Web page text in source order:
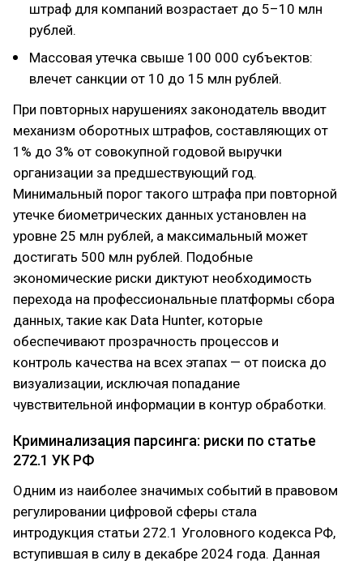
штраф для компаний возрастает до 5–10 млн
рублей.
Массовая утечка свыше 100 000 субъектов:
влечет санкции от 10 до 15 млн рублей.
При повторных нарушениях законодатель вводит
механизм оборотных штрафов, составляющих от
1% до 3% от совокупной годовой выручки
организации за предшествующий год.
Минимальный порог такого штрафа при повторной
утечке биометрических данных установлен на
уровне 25 млн рублей, а максимальный может
достигать 500 млн рублей. Подобные
экономические риски диктуют необходимость
перехода на профессиональные платформы сбора
данных, такие как Data Hunter, которые
обеспечивают прозрачность процессов и
контроль качества на всех этапах — от поиска до
визуализации, исключая попадание
чувствительной информации в контур обработки.
Криминализация парсинга: риски по статье
272.1 УК РФ
Одним из наиболее значимых событий в правовом
регулировании цифровой сферы стала
интродукция статьи 272.1 Уголовного кодекса РФ,
вступившая в силу в декабре 2024 года. Данная